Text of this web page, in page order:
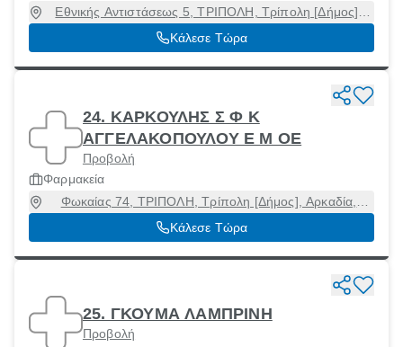
Εθνικής Αντιστάσεως 5, ΤΡΙΠΟΛΗ, Τρίπολη [Δήμος],
Αρκαδία, 22131
Κάλεσε Τώρα
24. ΚΑΡΚΟΥΛΗΣ Σ Φ Κ
ΑΓΓΕΛΑΚΟΠΟΥΛΟΥ Ε Μ ΟΕ
Προβολή
Φαρμακεία
Φωκαίας 74, ΤΡΙΠΟΛΗ, Τρίπολη [Δήμος], Αρκαδία,
26335
Κάλεσε Τώρα
25. ΓΚΟΥΜΑ ΛΑΜΠΡΙΝΗ
Προβολή